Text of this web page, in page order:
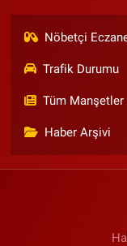
Nöbetçi
Trafik Durumu
Tüm Manşetler
Haber Arşivi